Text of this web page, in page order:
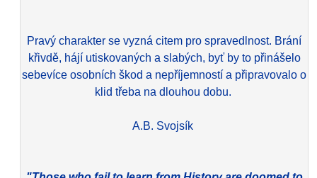
Pravý charakter se vyzná citem pro spravedlnost. Brání
křivdě, hájí utiskovaných a slabých, byť by to přinášelo
sebevíce osobních škod a nepříjemností a připravovalo o
klid třeba na dlouhou dobu.
A.B. Svojsík